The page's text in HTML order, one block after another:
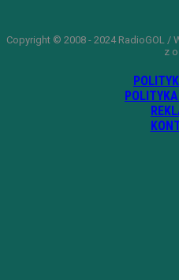
Copyright © 2008 - 2024 RadioGOL /
z